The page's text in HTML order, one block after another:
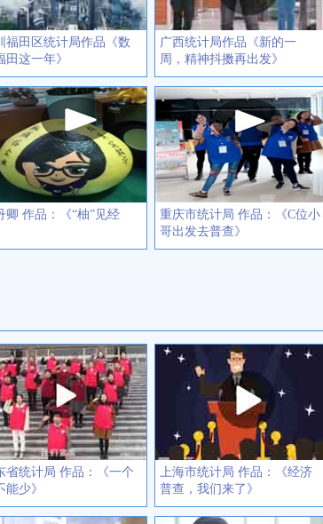
福田区统计局作品《数
田这一年》
广西统计局作品《新的一
周，精神抖擞再出发》
卿 作品：《“柚”见经
重庆市统计局 作品：《C位小
哥出发去普查》
省统计局 作品：《一个
能少》
上海市统计局 作品：《经济
普查，我们来了》